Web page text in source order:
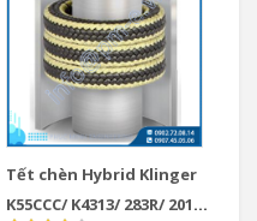
Tết chèn Hybrid Klinger
K55CCC/ K4313/ 283R/ 2017/